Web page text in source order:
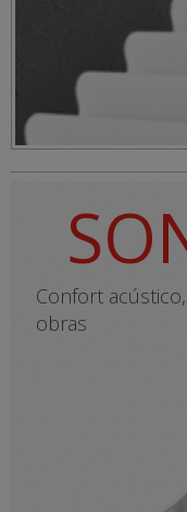
Confort
obras